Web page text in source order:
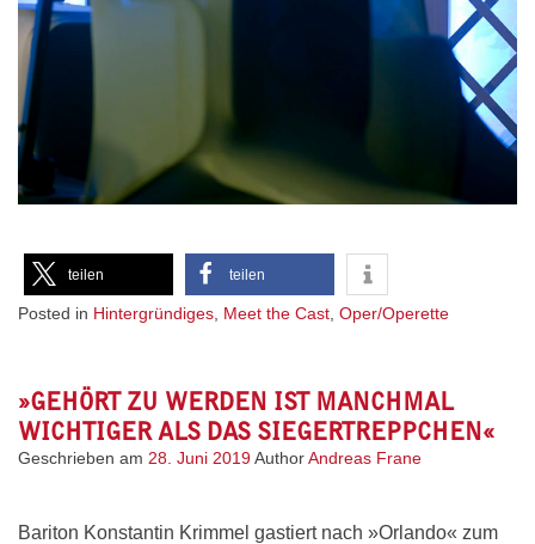
teilen teilen
Posted in Hintergründiges Meet the Cast Oper/Operette
»GEHÖRT ZU WERDEN IST MANCHMAL
WICHTIGER ALS DAS SIEGERTREPPCHEN«
Geschrieben am 28. Juni 2019AuthorAndreas Frane
Bariton Konstantin Krimmel gastiert nach »Orlando« zum